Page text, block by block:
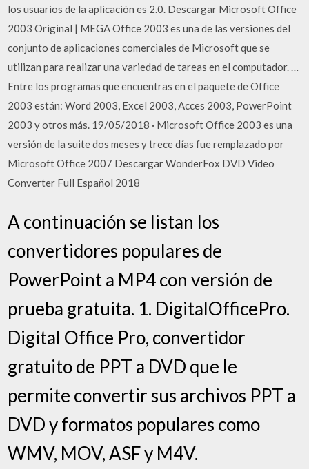
los usuarios de la aplicación es 2.0. Descargar Microsoft Office
2003 Original | MEGA Office 2003 es una de las versiones del
conjunto de aplicaciones comerciales de Microsoft que se
utilizan para realizar una variedad de tareas en el computador. …
Entre los programas que encuentras en el paquete de Office
2003 están: Word 2003, Excel 2003, Acces 2003, PowerPoint
2003 y otros más. 19/05/2018 · Microsoft Office 2003 es una
versión de la suite dos meses y trece días fue remplazado por
Microsoft Office 2007 Descargar WonderFox DVD Video
Converter Full Español 2018
A continuación se listan los
convertidores populares de
PowerPoint a MP4 con versión de
prueba gratuita. 1. DigitalOfficePro.
Digital Office Pro, convertidor
gratuito de PPT a DVD que le
permite convertir sus archivos PPT a
DVD y formatos populares como
WMV, MOV, ASF y M4V.